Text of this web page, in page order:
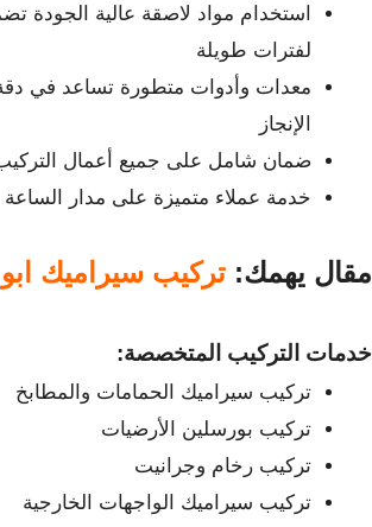
استخدام مواد لاصقة عالية الجودة
لفترات طويلة
معدات وأدوات متطورة تساعد في
الإنجاز
ضمان شامل على جميع أعمال
خدمة عملاء متميزة على مدار الساعة
مقال يهمك: تركيب سيراميك
خدمات التركيب المتخصصة:
تركيب سيراميك الحمامات والمطابخ
تركيب بورسلين الأرضيات
تركيب رخام وجرانيت
تركيب سيراميك الواجهات الخارجية